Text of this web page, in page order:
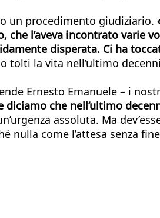
un procedimento giudiziario.
che l’aveva incontrato
disperata. Ci ha
tolti la vita nell’ultimo
Ernesto Emanuele – i
che nell’ultimo
assoluta. Ma
come l’attesa senza